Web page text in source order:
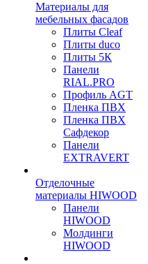
Материалы для
мебельных фасадов
Плиты Cleaf
Плиты duco
Плиты 5К
Панели
RIAL.PRO
Профиль AGT
Пленка ПВХ
Пленка ПВХ
Сафдекор
Панели
EXTRAVERT
Отделочные
материалы HIWOOD
Панели
HIWOOD
Молдинги
HIWOOD